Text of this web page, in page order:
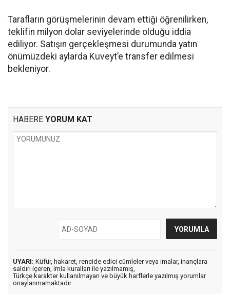
Tarafların görüşmelerinin devam ettiği öğrenilirken,
teklifin milyon dolar seviyelerinde olduğu iddia
ediliyor. Satışın gerçekleşmesi durumunda yatın
önümüzdeki aylarda Kuveyt’e transfer edilmesi
bekleniyor.
HABERE YORUM KAT
UYARI: Küfür, hakaret, rencide edici cümleler veya imalar, inançlara
saldırı içeren, imla kuralları ile yazılmamış,
Türkçe karakter kullanılmayan ve büyük harflerle yazılmış yorumlar
onaylanmamaktadır.